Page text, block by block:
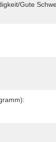
gute